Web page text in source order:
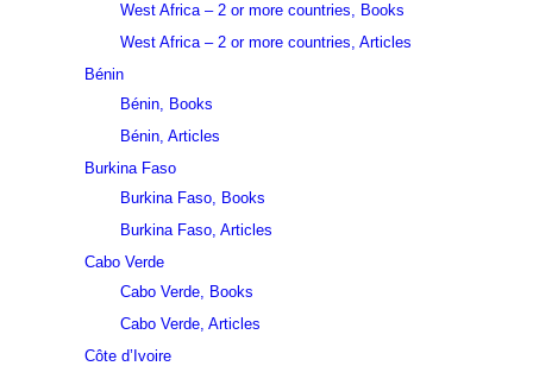
West Africa – 2 or more countries, Books
West Africa – 2 or more countries, Articles
Bénin
Bénin, Books
Bénin, Articles
Burkina Faso
Burkina Faso, Books
Burkina Faso, Articles
Cabo Verde
Cabo Verde, Books
Cabo Verde, Articles
Côte d’Ivoire